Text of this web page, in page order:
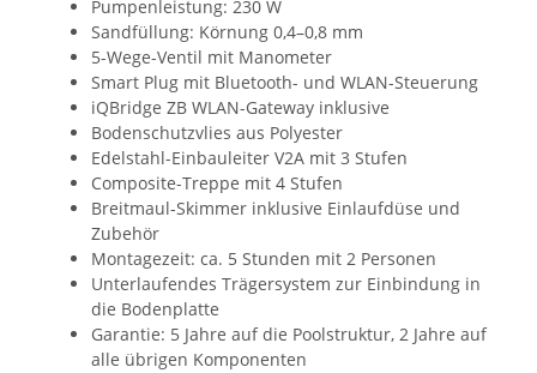
Pumpenleistung: 230 W
Sandfüllung: Körnung 0,4–0,8 mm
5-Wege-Ventil mit Manometer
Smart Plug mit Bluetooth- und WLAN-Steuerung
iQBridge ZB WLAN-Gateway inklusive
Bodenschutzvlies aus Polyester
Edelstahl-Einbauleiter V2A mit 3 Stufen
Composite-Treppe mit 4 Stufen
Breitmaul-Skimmer inklusive Einlaufdüse und
Zubehör
Montagezeit: ca. 5 Stunden mit 2 Personen
Unterlaufendes Trägersystem zur Einbindung in
die Bodenplatte
Garantie: 5 Jahre auf die Poolstruktur, 2 Jahre auf
alle übrigen Komponenten